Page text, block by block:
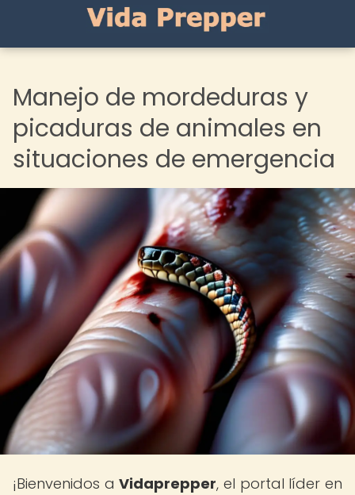
Manejo de mordeduras y
picaduras de animales en
situaciones de emergencia
¡Bienvenidos aVidaprepper, el portal líder en